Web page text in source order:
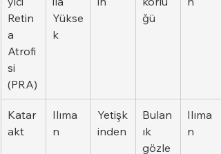
Retin
a
Atrofi
si
(PRA)
Yükse
k
ğü
Katar
akt
Ilıma
n
Yetişk
inden
Bulan
ık
gözle
Ilıma
n